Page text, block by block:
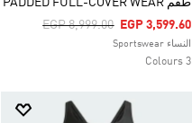
طقم PADDED FULL-COVER WEAR
Price Reduced From
EGP 8,999.00ToEGP 3,599.60
النساء Sportswear
3 Colours